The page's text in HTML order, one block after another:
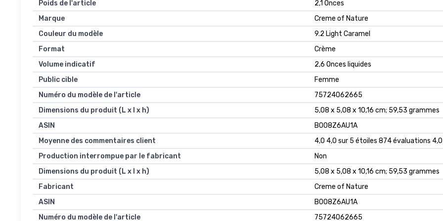
Poids de l'article
‎2,1 Onces
Marque
‎Creme of Nature
Couleur du modèle
‎9.2 Light Caramel
Format
‎Crème
Volume indicatif
‎2,6 Onces liquides
Public cible
‎Femme
Numéro du modèle de l'article
‎75724062665
Dimensions du produit (L x l x h)
‎5,08 x 5,08 x 10,16 cm; 59,53 grammes
ASIN
‎B008Z6AU1A
Moyenne des commentaires client
4,0 4,0 sur 5 étoiles 874 évaluations
Production interrompue par le fabricant
Non
Dimensions du produit (L x l x h)
5,08 x 5,08 x 10,16 cm; 59,53 grammes
Fabricant
Creme of Nature
ASIN
B008Z6AU1A
Numéro du modèle de l'article
75724062665